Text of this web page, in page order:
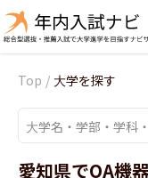
Top / 大学を探す
愛知県でOA機